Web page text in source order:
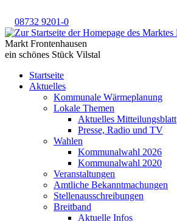
08732 9201-0
Markt Frontenhausen
ein schönes Stück Vilstal
Startseite
Aktuelles
Kommunale Wärmeplanung
Lokale Themen
Aktuelles Mitteilungsblatt
Presse, Radio und TV
Wahlen
Kommunalwahl 2026
Kommunalwahl 2020
Veranstaltungen
Amtliche Bekanntmachungen
Stellenausschreibungen
Breitband
Aktuelle Infos